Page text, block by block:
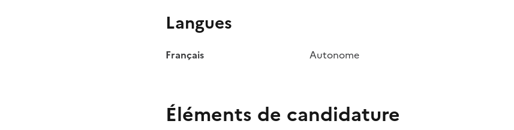
Langues
Français Autonome
Éléments de candidature